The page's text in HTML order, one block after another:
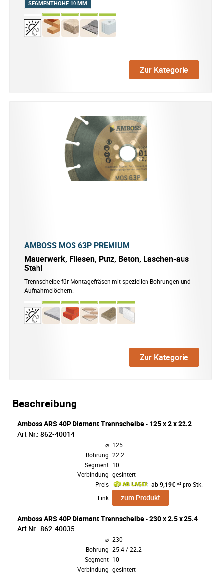
SEGMENTHÖHE 10 MM
Zur Kategorie
AMBOSS MOS 63P PREMIUM
Mauerwerk, Fliesen, Putz, Beton, Laschen-aus
Stahl
Trennscheibe für Montagefräsen mit speziellen Bohrungen und
Aufnahmelöchern.
Zur Kategorie
Beschreibung
Amboss ARS 40P Diamant Trennscheibe - 125 x 2 x 22.2
Art Nr.: 862-40014
⌀ 125
Bohrung 22.2
Segment 10
Verbindung gesintert
Preis
ab9,19€*² pro Stk.
Link
zum Produkt
Amboss ARS 40P Diamant Trennscheibe - 230 x 2.5 x 25.4
Art Nr.: 862-40035
⌀ 230
Bohrung 25.4 / 22.2
Segment 10
Verbindung gesintert